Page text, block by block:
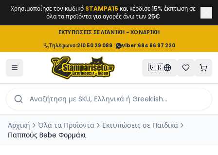
Χρησιμοποίησε τον κωδικό STAMPA15 και κέρδισε 15% έκπτωση σε
όλα τα προϊόντα για αγορές άνω των 25€
ΕΚΤΥΠΩΣΕΙΣ ΣΕ ΛΙΑΝΙΚΗ - ΧΟΝΔΡΙΚΗ
Τηλέφωνο:210 50 29 089 | Viber:694 66 97 220
🇬🇷
Αρχική Όλα τα Προϊόντα
Εκτυπώσεις σε Παιδικά
Παππούς Bebe Φορμάκι